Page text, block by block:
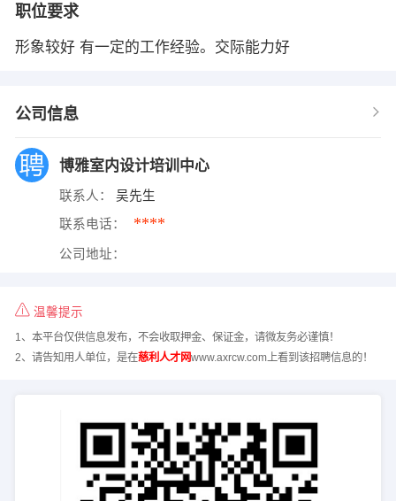
职位要求
形象较好 有一定的工作经验。交际能力好
公司信息
博雅室内设计培训中心
联系人： 吴先生
联系电话： ****
公司地址：
温馨提示
1、本平台仅供信息发布，不会收取押金、保证金，请微友务必谨慎！
2、请告知用人单位，是在慈利人才网www.axrcw.com上看到该招聘信息的！